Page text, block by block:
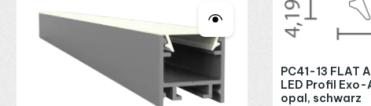
PC41-13 FLAT
LED Profil
opal, schwarz